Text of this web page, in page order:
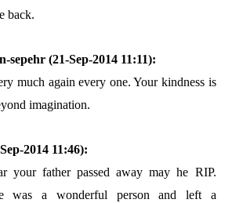
back.
sepehr (21-Sep-2014 11:11):
much again every one. Your kindness is
imagination.
2014 11:46):
your father passed away may he RIP.
was a wonderful person and left a